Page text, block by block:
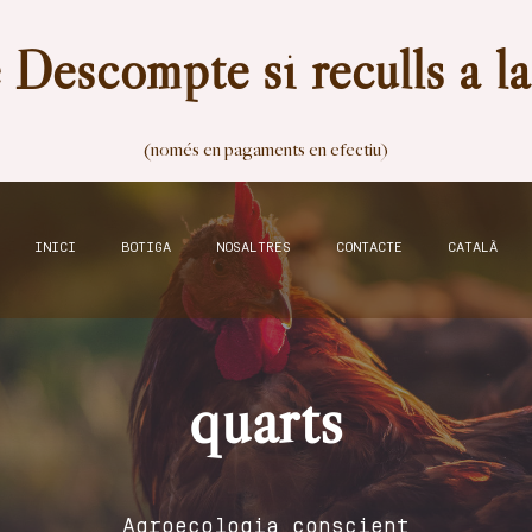
Descompte si reculls a
(només en pagaments en efectiu)
INICI BOTIGA NOSALTRES CONTACTE CATALÀ
quarts